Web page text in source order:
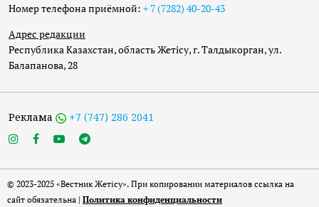
Номер телефона приёмной: + 7 (7282) 40-20-43
Адрес редакции
Республика Казахстан, область Жетісу, г. Талдыкорган, ул.
Балапанова, 28
Реклама +7 (747) 286 2041
© 2023-2025 «Вестник Жетісу». При копировании материалов ссылка на
сайт обязательна | Политика конфиденциальности